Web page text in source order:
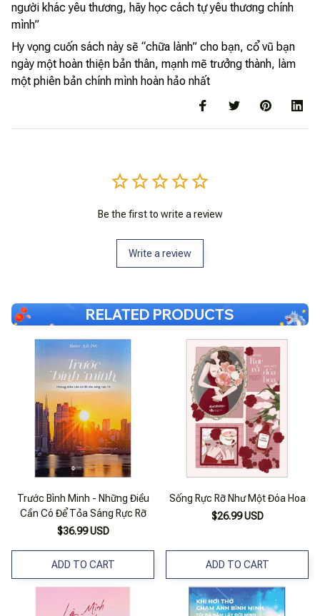
người khác yêu thương, hãy học cách tự yêu thương chính
mình”
Hy vọng cuốn sách này sẽ “chữa lành” cho bạn, cổ vũ bạn
ngày một hoàn thiện bản thân, mạnh mẽ trưởng thành, làm
một phiên bản chính mình hoàn hảo nhất
Be the first to write a review
Write a review
RELATED PRODUCTS
Trước Bình Minh - Những Điều
Cần Có Để Tỏa Sáng Rực Rỡ
$36.99 USD
ADD TO CART
Sống Rực Rỡ Như Một Đóa Hoa
$26.99 USD
ADD TO CART